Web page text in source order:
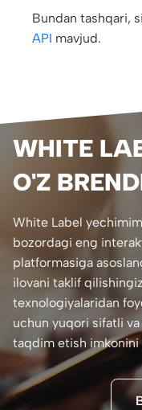
Bundan tashqari,
API mavjud.
WHITE
O'Z
White Label
bozordagi eng
platformasiga
ilovani taklif
texnologiyalaridan
uchun yuqori sifatli
taqdim etish imkonini